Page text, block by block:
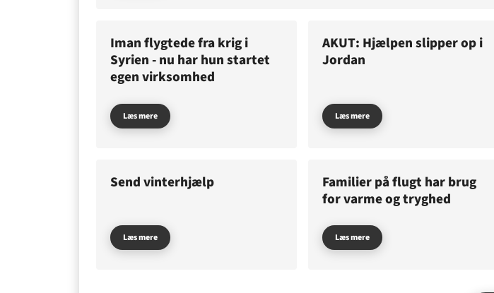
Støt
Om os
GAZA
Iman flygtede fra krig i
Syrien - nu har hun startet
egen virksomhed
Læs mere
AKUT: Hjælpen slipper op i
Jordan
Læs mere
Send vinterhjælp
Læs mere
Familier på flugt har brug
for varme og tryghed
Læs mere